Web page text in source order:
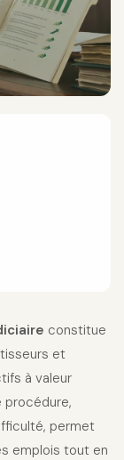
constitue
et
à valeur
procédure,
permet
emplois tout en